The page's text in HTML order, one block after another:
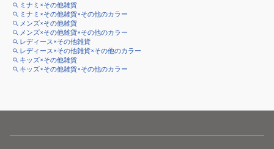
ミナミ×その他雑貨
ミナミ×その他雑貨×その他のカラー
メンズ×その他雑貨
メンズ×その他雑貨×その他のカラー
レディース×その他雑貨
レディース×その他雑貨×その他のカラー
キッズ×その他雑貨
キッズ×その他雑貨×その他のカラー